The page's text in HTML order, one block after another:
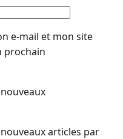
e-mail et mon site
prochain
articles par